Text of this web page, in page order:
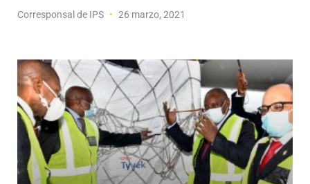
Corresponsal de IPS 26 marzo, 2021